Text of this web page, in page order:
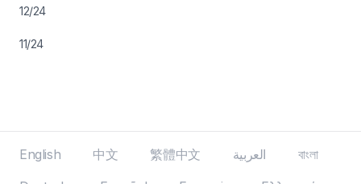
12/24
11/24
English 中文 繁體中文 العربية
বাংলা